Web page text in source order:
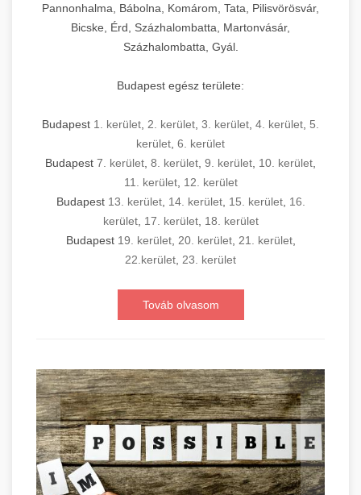
Pannonhalma, Bábolna, Komárom, Tata, Pilisvörösvár,
Bicske, Érd, Százhalombatta, Martonvásár,
Százhalombatta, Gyál.
Budapest egész területe:
Budapest 1. kerület, 2. kerület, 3. kerület, 4. kerület, 5.
kerület, 6. kerület
Budapest 7. kerület, 8. kerület, 9. kerület, 10. kerület,
11. kerület, 12. kerület
Budapest 13. kerület, 14. kerület, 15. kerület, 16.
kerület, 17. kerület, 18. kerület
Budapest 19. kerület, 20. kerület, 21. kerület,
22.kerület, 23. kerület
Továb olvasom